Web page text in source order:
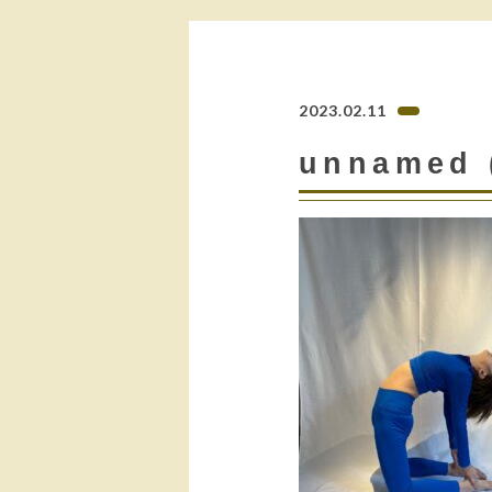
2023.02.11
unnamed